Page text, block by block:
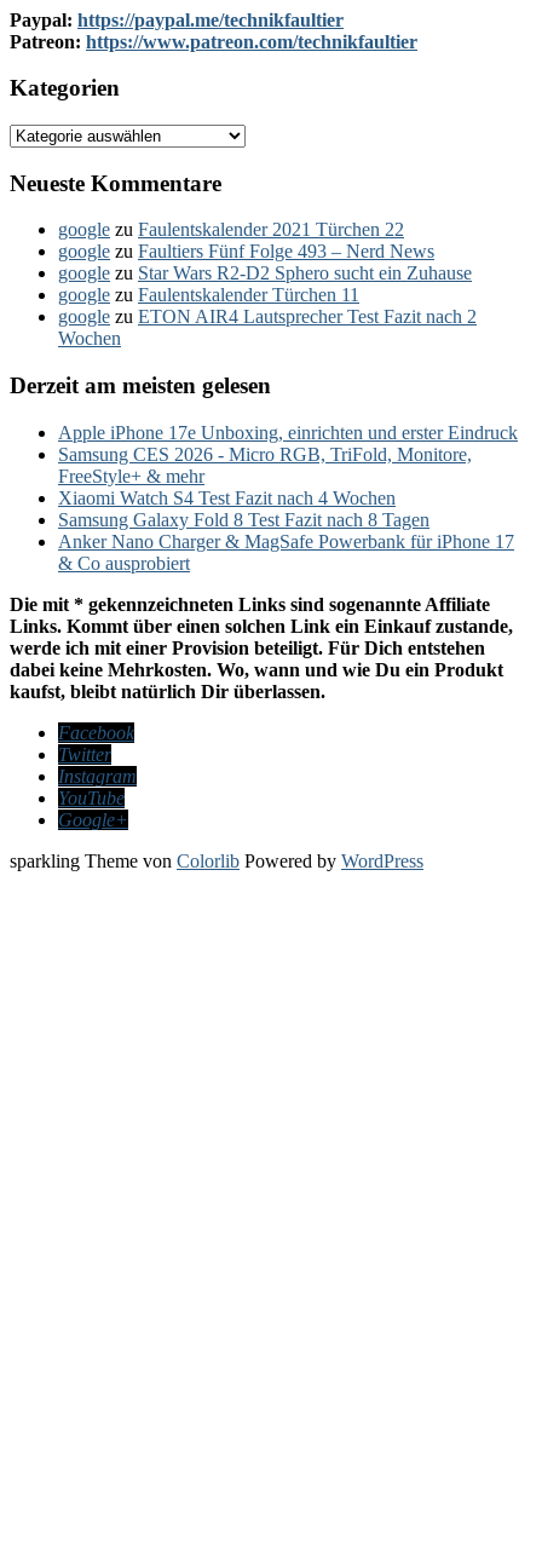
Paypal: https://paypal.me/technikfaultier
Patreon: https://www.patreon.com/technikfaultier
Kategorien
Kategorien
Neueste Kommentare
google zu Faulentskalender 2021 Türchen 22
google zu Faultiers Fünf Folge 493 – Nerd News
google zu Star Wars R2-D2 Sphero sucht ein Zuhause
google zu Faulentskalender Türchen 11
google zu ETON AIR4 Lautsprecher Test Fazit nach 2
Wochen
Derzeit am meisten gelesen
Apple iPhone 17e Unboxing, einrichten und erster Eindruck
Samsung CES 2026 - Micro RGB, TriFold, Monitore,
FreeStyle+ & mehr
Xiaomi Watch S4 Test Fazit nach 4 Wochen
Samsung Galaxy Fold 8 Test Fazit nach 8 Tagen
Anker Nano Charger & MagSafe Powerbank für iPhone 17
& Co ausprobiert
Die mit * gekennzeichneten Links sind sogenannte Affiliate
Links. Kommt über einen solchen Link ein Einkauf zustande,
werde ich mit einer Provision beteiligt. Für Dich entstehen
dabei keine Mehrkosten. Wo, wann und wie Du ein Produkt
kaufst, bleibt natürlich Dir überlassen.
Facebook
Twitter
Instagram
YouTube
Google+
sparkling Theme von Colorlib Powered by WordPress